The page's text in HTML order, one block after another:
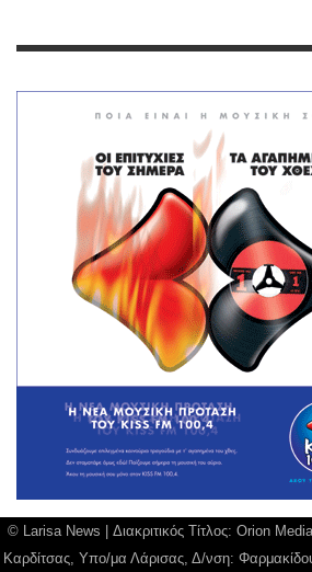
© Larisa News | Διακριτικός Τίτλος: Orion
Καρδίτσας, Υπο/μα Λάρισας, Δ/νση: